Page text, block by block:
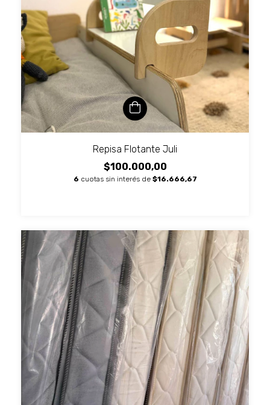
Repisa Flotante Juli
$100.000,00
6 cuotas sin interés de $16.666,67